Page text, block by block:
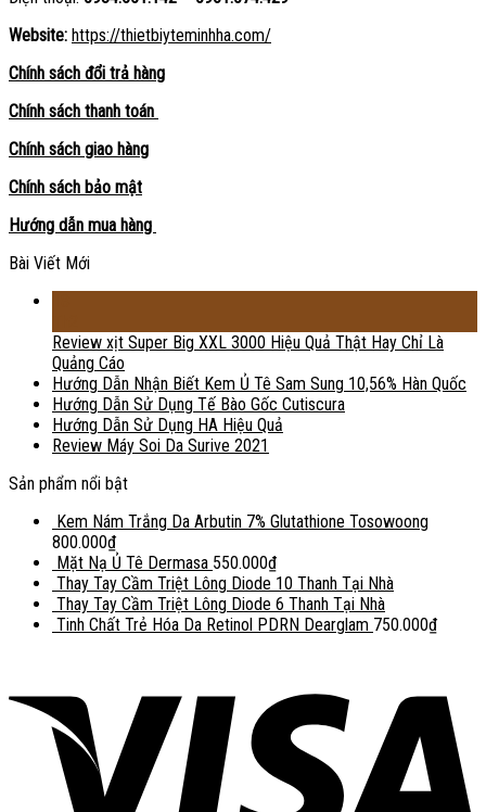
Website: https://thietbiyteminhha.com/
Chính sách đổi trả hàng
Chính sách thanh toán
Chính sách giao hàng
Chính sách bảo mật
Hướng dẫn mua hàng
Bài Viết Mới
Review xịt Super Big XXL 3000 Hiệu Quả Thật Hay Chỉ Là
Quảng Cáo
Hướng Dẫn Nhận Biết Kem Ủ Tê Sam Sung 10,56% Hàn Quốc
Hướng Dẫn Sử Dụng Tế Bào Gốc Cutiscura
Hướng Dẫn Sử Dụng HA Hiệu Quả
Review Máy Soi Da Surive 2021
Sản phẩm nổi bật
Kem Nám Trắng Da Arbutin 7% Glutathione Tosowoong
800.000₫
Mặt Nạ Ủ Tê Dermasa 550.000₫
Thay Tay Cầm Triệt Lông Diode 10 Thanh Tại Nhà
Thay Tay Cầm Triệt Lông Diode 6 Thanh Tại Nhà
Tinh Chất Trẻ Hóa Da Retinol PDRN Dearglam 750.000₫